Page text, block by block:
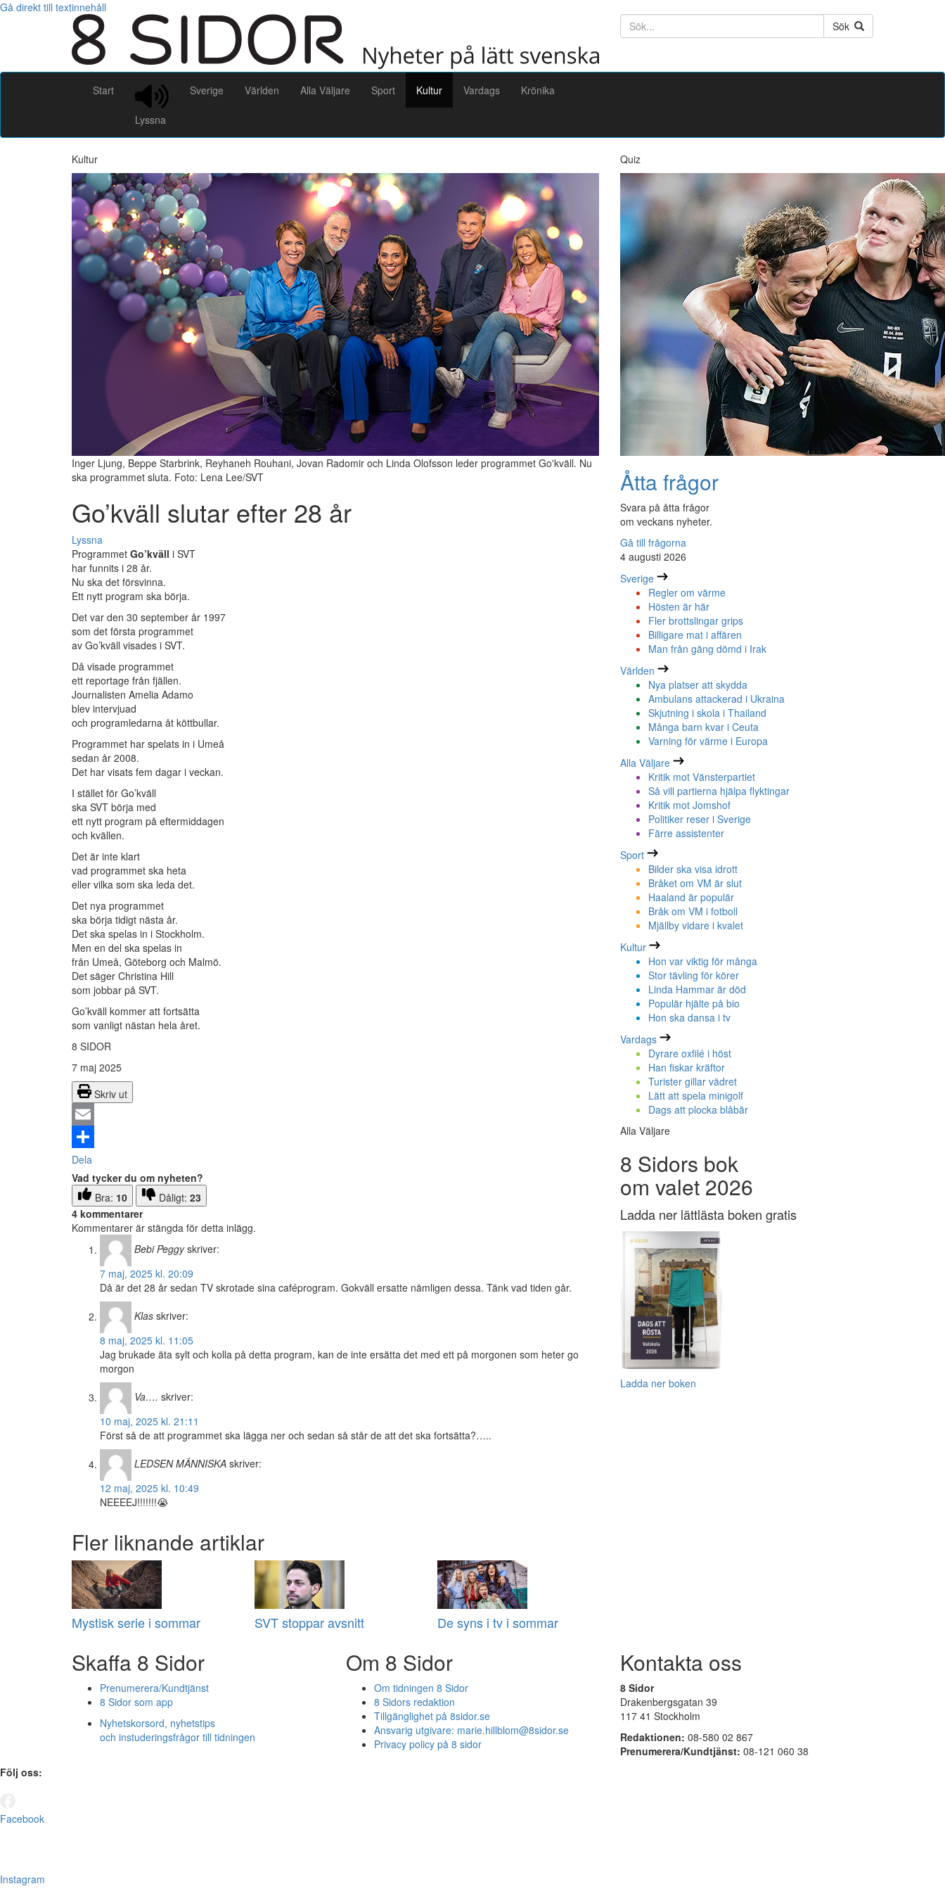
Gå direkt till textinnehåll
Söktext
Sök
Start
Lyssna
Sverige Världen Alla Väljare Sport Kultur Vardags Krönika
Kultur
Inger Ljung, Beppe Starbrink, Reyhaneh Rouhani, Jovan Radomir och Linda Olofsson leder programmet Go'kväll. Nu
ska programmet sluta. Foto: Lena Lee/SVT
Go’kväll slutar efter 28 år
Lyssna
Programmet Go’kväll i SVT
har funnits i 28 år.
Nu ska det försvinna.
Ett nytt program ska börja.
Det var den 30 september år 1997
som det första programmet
av Go’kväll visades i SVT.
Då visade programmet
ett reportage från fjällen.
Journalisten Amelia Adamo
blev intervjuad
och programledarna åt köttbullar.
Programmet har spelats in i Umeå
sedan år 2008.
Det har visats fem dagar i veckan.
I stället för Go’kväll
ska SVT börja med
ett nytt program på eftermiddagen
och kvällen.
Det är inte klart
vad programmet ska heta
eller vilka som ska leda det.
Det nya programmet
ska börja tidigt nästa år.
Det ska spelas in i Stockholm.
Men en del ska spelas in
från Umeå, Göteborg och Malmö.
Det säger Christina Hill
som jobbar på SVT.
Go’kväll kommer att fortsätta
som vanligt nästan hela året.
8 SIDOR
7 maj 2025
Skriv ut
Email
Dela
Vad tycker du om nyheten?
Bra: 10 Dåligt: 23
4 kommentarer
Kommentarer är stängda för detta inlägg.
Bebi Peggy skriver:
7 maj, 2025 kl. 20:09
Då är det 28 år sedan TV skrotade sina caféprogram. Gokväll ersatte nämligen dessa. Tänk vad tiden går.
Klas skriver:
8 maj, 2025 kl. 11:05
Jag brukade äta sylt och kolla på detta program, kan de inte ersätta det med ett på morgonen som heter go
morgon
Va…. skriver:
10 maj, 2025 kl. 21:11
Först så de att programmet ska lägga ner och sedan så står de att det ska fortsätta?…..
LEDSEN MÄNNISKA skriver:
12 maj, 2025 kl. 10:49
NEEEEJ!!!!!!!😭
Fler liknande artiklar
Mystisk serie i sommar SVT stoppar avsnitt De syns i tv i sommar
Quiz
Åtta frågor
Svara på åtta frågor
om veckans nyheter.
Gå till frågorna
4 augusti 2026
Sverige
Regler om värme
Hösten är här
Fler brottslingar grips
Billigare mat i affären
Man från gäng dömd i Irak
Världen
Nya platser att skydda
Ambulans attackerad i Ukraina
Skjutning i skola i Thailand
Många barn kvar i Ceuta
Varning för värme i Europa
Alla Väljare
Kritik mot Vänsterpartiet
Så vill partierna hjälpa flyktingar
Kritik mot Jomshof
Politiker reser i Sverige
Färre assistenter
Sport
Bilder ska visa idrott
Bråket om VM är slut
Haaland är populär
Bråk om VM i fotboll
Mjällby vidare i kvalet
Kultur
Hon var viktig för många
Stor tävling för körer
Linda Hammar är död
Populär hjälte på bio
Hon ska dansa i tv
Vardags
Dyrare oxfilé i höst
Han fiskar kräftor
Turister gillar vädret
Lätt att spela minigolf
Dags att plocka blåbär
Alla Väljare
8 Sidors bok
om valet 2026
Ladda ner lättlästa boken gratis
Ladda ner boken
Skaffa 8 Sidor
Prenumerera/Kundtjänst
8 Sidor som app
Nyhetskorsord, nyhetstips
och instuderingsfrågor till tidningen
Om 8 Sidor
Om tidningen 8 Sidor
8 Sidors redaktion
Tillgänglighet på 8sidor.se
Ansvarig utgivare: marie.hillblom@8sidor.se
Privacy policy på 8 sidor
Kontakta oss
8 Sidor
Drakenbergsgatan 39
117 41 Stockholm
Redaktionen: 08-580 02 867
Prenumerera/Kundtjänst: 08-121 060 38
Följ oss:
Facebook
Instagram